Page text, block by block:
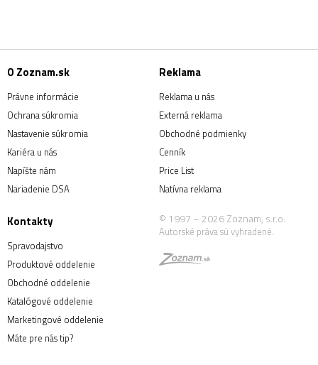
O Zoznam.sk
Právne informácie
Ochrana súkromia
Nastavenie súkromia
Kariéra u nás
Napíšte nám
Nariadenie DSA
Reklama
Reklama u nás
Externá reklama
Obchodné podmienky
Cenník
Price List
Natívna reklama
Kontakty
Spravodajstvo
Produktové oddelenie
Obchodné oddelenie
Katalógové oddelenie
Marketingové oddelenie
Máte pre nás tip?
© 1997 – 2026 Zoznam, s.r.o.
Autorské práva sú vyhradené.